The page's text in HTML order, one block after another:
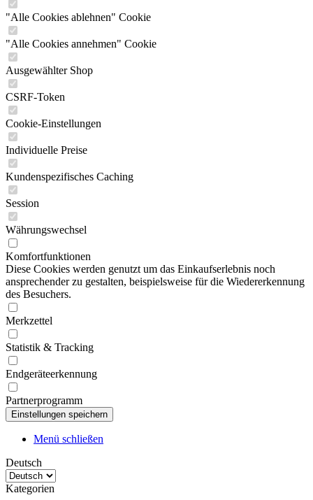
"Alle Cookies ablehnen" Cookie
"Alle Cookies annehmen" Cookie
Ausgewählter Shop
CSRF-Token
Cookie-Einstellungen
Individuelle Preise
Kundenspezifisches Caching
Session
Währungswechsel
Komfortfunktionen
Diese Cookies werden genutzt um das Einkaufserlebnis noch
ansprechender zu gestalten, beispielsweise für die Wiedererkennung
des Besuchers.
Merkzettel
Statistik & Tracking
Endgeräteerkennung
Partnerprogramm
Menü schließen
Deutsch
Kategorien